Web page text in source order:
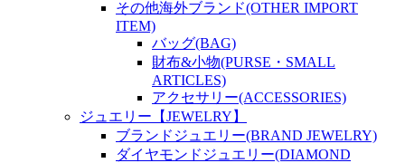
その他海外ブランド(OTHER IMPORT
ITEM)
バッグ(BAG)
財布&小物(PURSE・SMALL
ARTICLES)
アクセサリー(ACCESSORIES)
ジュエリー【JEWELRY】
ブランドジュエリー(BRAND JEWELRY)
ダイヤモンドジュエリー(DIAMOND